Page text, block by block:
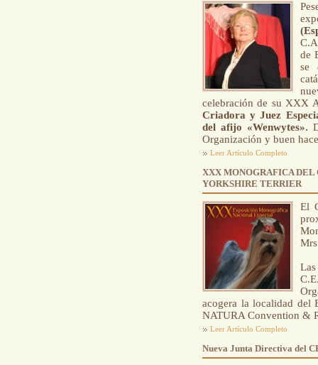
de
se
celebración de su XXX
Criadora y Juez
del afijo «Wenwytes».
Organización y buen
Leer Artículo Completo
XXX MONOGRAFICA DEL
YORKSHIRE TERRIER
El
acogera la localidad del
NATURA Convention &
Leer Artículo Completo
Nueva Junta Directiva del